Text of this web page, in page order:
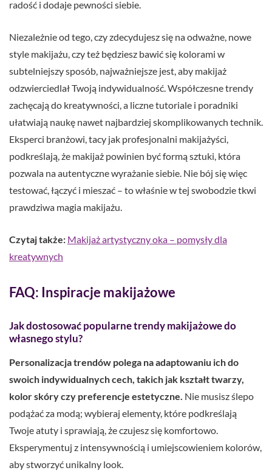
radość i dodaje pewności siebie.
Niezależnie od tego, czy zdecydujesz się na odważne, nowe
style makijażu, czy też będziesz bawić się kolorami w
subtelniejszy sposób, najważniejsze jest, aby makijaż
odzwierciedlał Twoją indywidualność. Współczesne trendy
zachęcają do kreatywności, a liczne tutoriale i poradniki
ułatwiają naukę nawet najbardziej skomplikowanych technik.
Eksperci branżowi, tacy jak profesjonalni makijażyści,
podkreślają, że makijaż powinien być formą sztuki, która
pozwala na autentyczne wyrażanie siebie. Nie bój się więc
testować, łączyć i mieszać – to właśnie w tej swobodzie tkwi
prawdziwa magia makijażu.
Czytaj także: Makijaż artystyczny oka – pomysły dla
kreatywnych
FAQ: Inspiracje makijażowe
Jak dostosować popularne trendy makijażowe do
własnego stylu?
Personalizacja trendów polega na adaptowaniu ich do
swoich indywidualnych cech, takich jak kształt twarzy,
kolor skóry czy preferencje estetyczne. Nie musisz ślepo
podążać za modą; wybieraj elementy, które podkreślają
Twoje atuty i sprawiają, że czujesz się komfortowo.
Eksperymentuj z intensywnością i umiejscowieniem kolorów,
aby stworzyć unikalny look.